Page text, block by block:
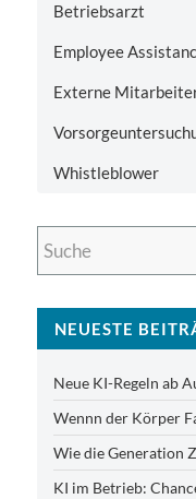
Betriebsarzt
Employee
Externe
Whistleblower
NEUESTE
Neue KI-Regeln ab
Wennn der Körper
Wie die Generation
KI im Betrieb: